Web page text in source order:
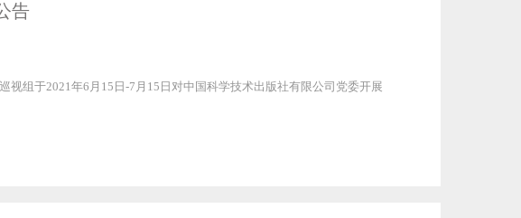
告
视组于2021年6月15日-7月15日对中国科学技术出版社有限公司党委开展